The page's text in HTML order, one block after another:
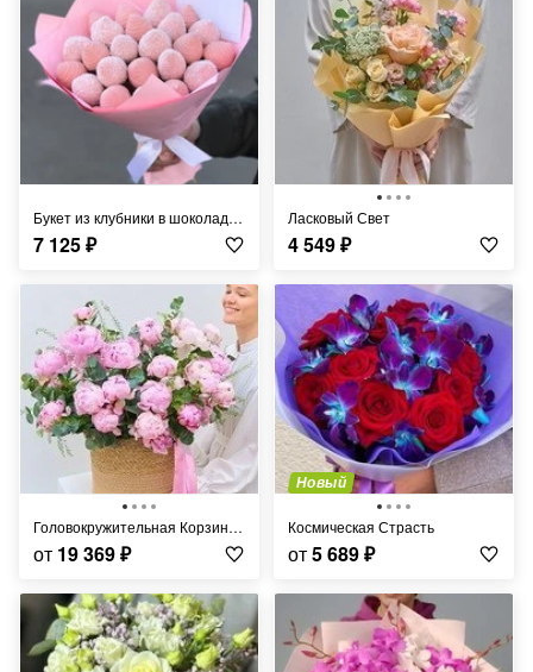
Букет из клубники в шоколаде «Нанси» - S
7 125₽
Ласковый Свет
4 549₽
Головокружительная Корзина Пионов
от 19 369₽
Новый
Космическая Страсть
от5 689₽